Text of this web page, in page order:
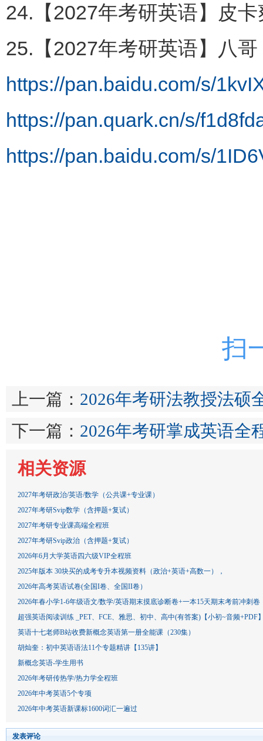
24.【2027年考研英语】皮卡
25.【2027年考研英语】八哥
https://pan.baidu.com/s/
https://pan.quark.cn/s/
https://pan.baidu.com/s/
扫
上一篇： 2026年考研法教授法硕
下一篇： 2026年考研掌成英语全
相关资源
2027年考研政治/英语/数学（公共课+专业课）
2027年考研Svip数学（含押题+复试）
2027年考研专业课高端全程班
2027年考研Svip政治（含押题+复试）
2026年6月大学英语四六级VIP全程班
2025年版本 30块买的成考专升本视频资料（政治+英语+高数一），
2026年高考英语试卷(全国I卷、全国II卷）
2026年春小学1-6年级语文/数学/英语期末摸底诊断卷+一本15天期末考前冲刺卷
超强英语阅读训练 _PET、FCE、雅思、初中、高中(有答案)【小初~音频+PDF
英语十七老师B站收费新概念英语第一册全能课（230集）
胡灿奎：初中英语语法11个专题精讲【135讲】
新概念英语-学生用书
2026年考研传热学/热力学全程班
2026年中考英语5个专项
2026年中考英语新课标1600词汇一遍过
发表评论